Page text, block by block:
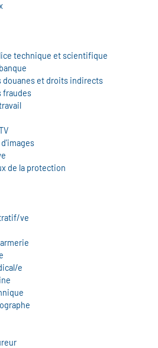
technique et scientifique
et droits indirects
fraudes
de la protection
ve
e